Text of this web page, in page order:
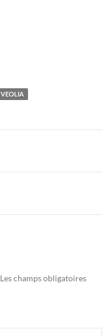
VEOLIA
Les champs obligatoires